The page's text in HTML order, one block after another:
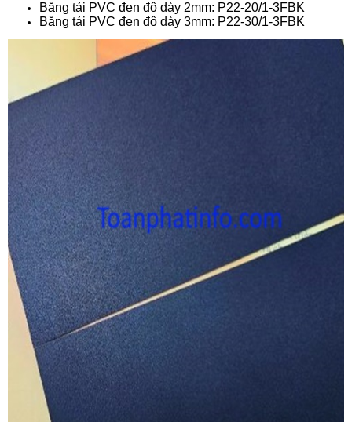
Băng tải PVC đen độ dày 2mm: P22-20/1-3FBK
Băng tải PVC đen độ dày 3mm: P22-30/1-3FBK